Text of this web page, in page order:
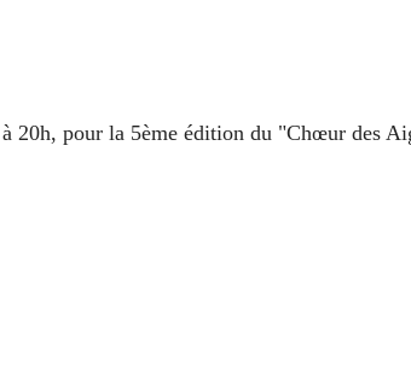
20h, pour la 5ème édition du "Chœur des